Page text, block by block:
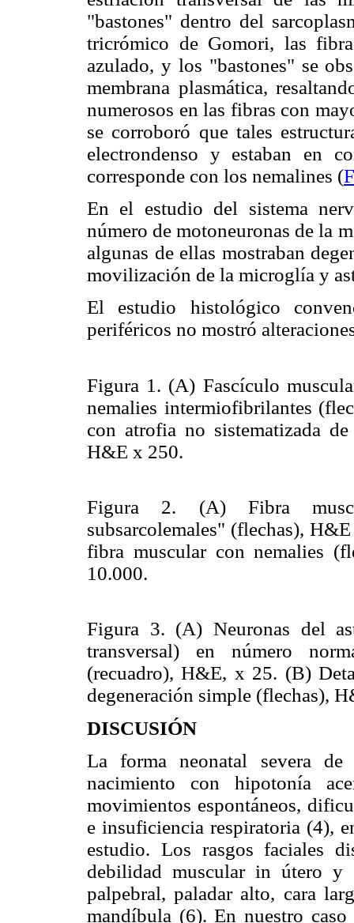
"bastones" dentro del
tricrómico de Gomori, las
azulado, y los "bastones" se
membrana plasmática,
numerosos en las fibras con
se corroboró que tales
electrondenso y estaban en
corresponde con los nemalines (
En el estudio del sistema
número de motoneuronas de la
algunas de ellas mostraban
movilización de la microglía y
El estudio histológico
periféricos no mostró
Figura 1. (A) Fascículo
nemalies intermiofibrilantes
con atrofia no sistematizada
H&E x 250.
Figura 2. (A) Fibra
subsarcolemales" (flechas),
fibra muscular con nemalies
10.000.
Figura 3. (A) Neuronas del
transversal) en número
(recuadro), H&E, x 25. (B)
degeneración simple (flechas),
DISCUSIÓN
La forma neonatal severa
nacimiento con hipotonía
movimientos espontáneos,
e insuficiencia respiratoria (4),
estudio. Los rasgos faciales
debilidad muscular in útero y
palpebral, paladar alto, cara
mandíbula (6). En nuestro